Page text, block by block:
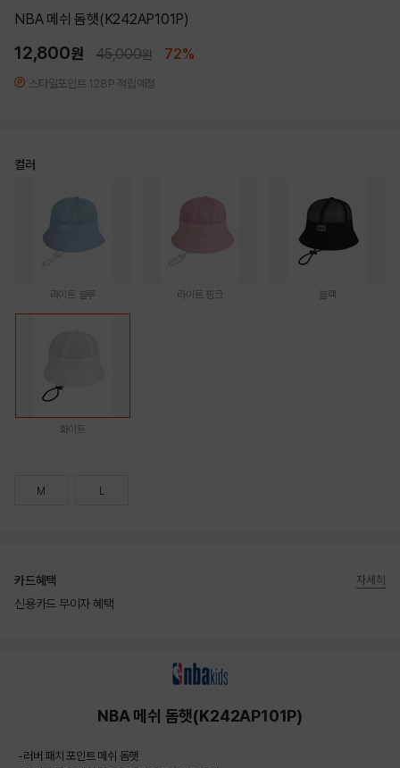
NBA 메쉬 돔햇(K242AP101P)
12,800원 45,000원 72%
스타일포인트 128P 적립예정
컬러
라이트 블루 라이트 핑크 블랙
화이트
M L
카드혜택
신용카드 무이자 혜택
자세히
NBA 메쉬 돔햇(K242AP101P)
-러버 패치 포인트 메쉬 돔햇